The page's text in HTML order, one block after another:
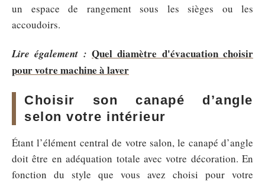
un espace de rangement sous les sièges ou les
accoudoirs.
Lire également : Quel diamètre d'évacuation choisir
pour votre machine à laver
Choisir son canapé d’angle
selon votre intérieur
Étant l’élément central de votre salon, le canapé d’angle
doit être en adéquation totale avec votre décoration. En
fonction du style que vous avez choisi pour votre